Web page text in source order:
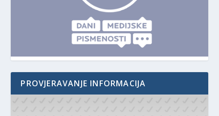
PROVJERAVANJE INFORMACIJA